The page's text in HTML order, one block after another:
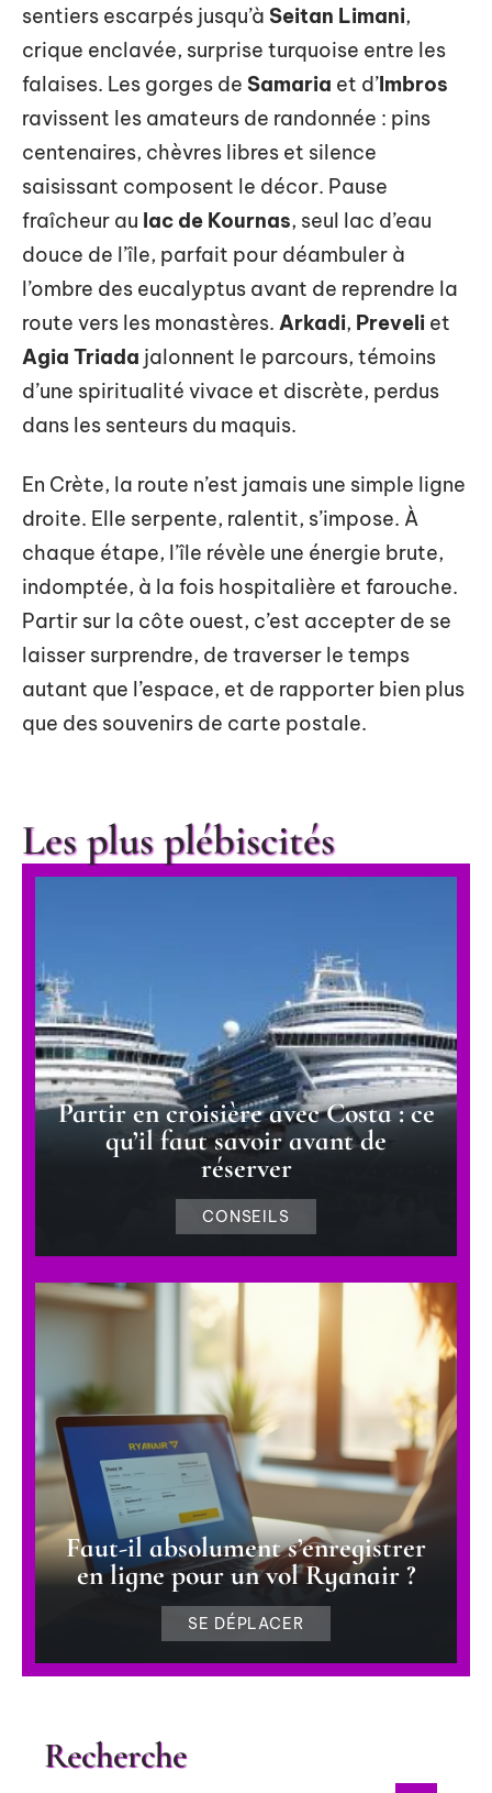
sentiers escarpés jusqu’à Seitan Limani,
crique enclavée, surprise turquoise entre les
falaises. Les gorges de Samaria et d’Imbros
ravissent les amateurs de randonnée : pins
centenaires, chèvres libres et silence
saisissant composent le décor. Pause
fraîcheur au lac de Kournas, seul lac d’eau
douce de l’île, parfait pour déambuler à
l’ombre des eucalyptus avant de reprendre la
route vers les monastères. Arkadi, Preveli et
Agia Triada jalonnent le parcours, témoins
d’une spiritualité vivace et discrète, perdus
dans les senteurs du maquis.
En Crète, la route n’est jamais une simple ligne
droite. Elle serpente, ralentit, s’impose. À
chaque étape, l’île révèle une énergie brute,
indomptée, à la fois hospitalière et farouche.
Partir sur la côte ouest, c’est accepter de se
laisser surprendre, de traverser le temps
autant que l’espace, et de rapporter bien plus
que des souvenirs de carte postale.
Les plus plébiscités
Partir en croisière avec Costa : ce
qu’il faut savoir avant de
réserver
CONSEILS
Faut-il absolument s’enregistrer
en ligne pour un vol Ryanair ?
SE DÉPLACER
Recherche